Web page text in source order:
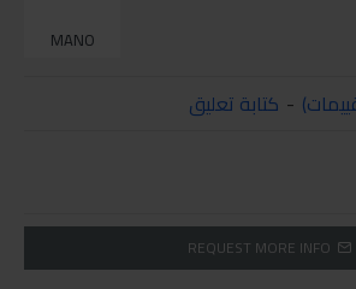
MANO
- كتابة تعليق
REQUEST MORE INFO